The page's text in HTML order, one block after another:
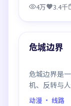
4万 3.4千
最新
危城边界
危城边界是
机、反转与
观看。
动漫 · 线路